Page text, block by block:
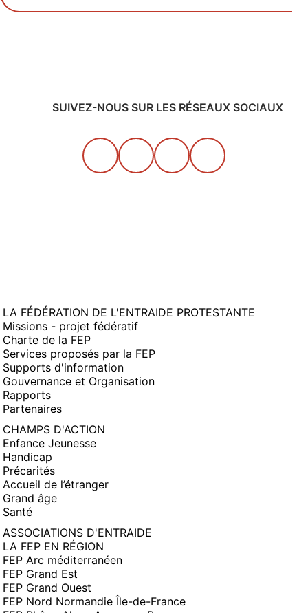
SUIVEZ-NOUS SUR LES RÉSEAUX SOCIAUX
LA FÉDÉRATION DE L'ENTRAIDE PROTESTANTE
Missions - projet fédératif
Charte de la FEP
Services proposés par la FEP
Supports d'information
Gouvernance et Organisation
Rapports
Partenaires
CHAMPS D'ACTION
Enfance Jeunesse
Handicap
Précarités
Accueil de l’étranger
Grand âge
Santé
ASSOCIATIONS D'ENTRAIDE
LA FEP EN RÉGION
FEP Arc méditerranéen
FEP Grand Est
FEP Grand Ouest
FEP Nord Normandie Île-de-France